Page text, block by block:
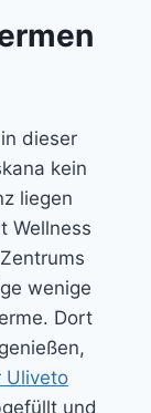
dieser
kein
liegen
Wellness
wenige
Dort
Uliveto
und